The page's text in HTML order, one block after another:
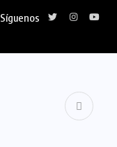
Síguenos